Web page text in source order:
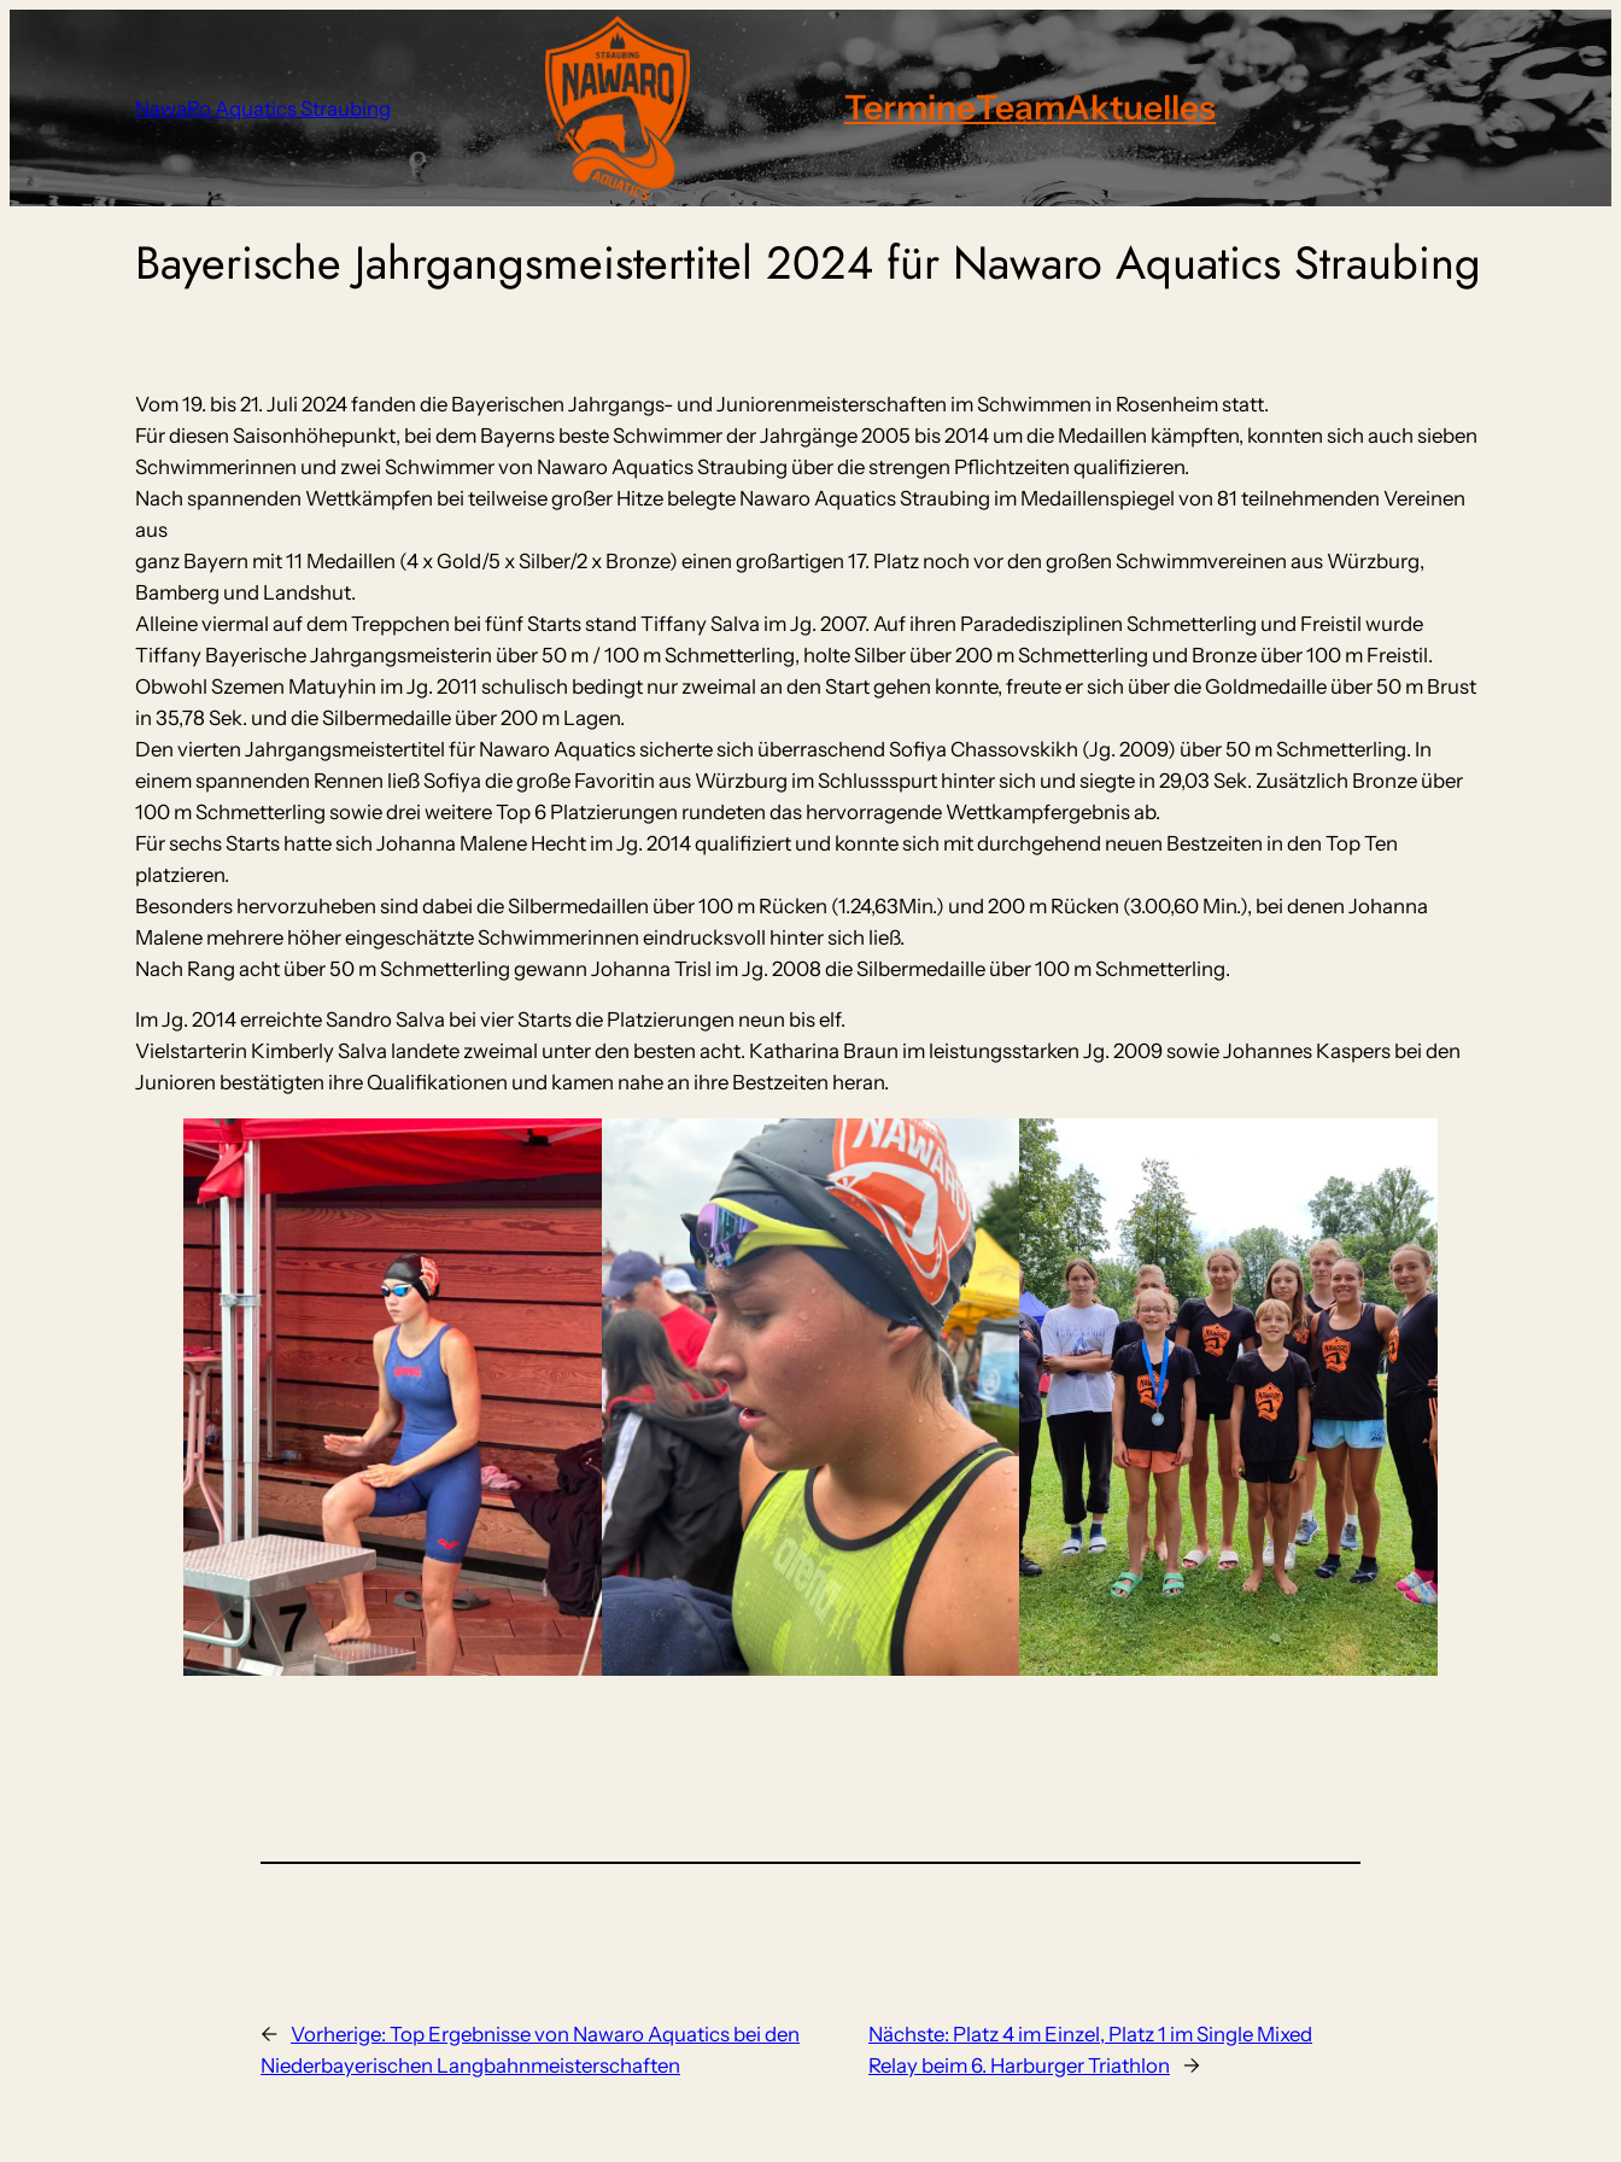
NawaRo Aquatics Straubing
TermineTeamAktuelles
Bayerische Jahrgangsmeistertitel 2024 für Nawaro Aquatics Straubing
Vom 19. bis 21. Juli 2024 fanden die Bayerischen Jahrgangs- und Juniorenmeisterschaften im Schwimmen in Rosenheim statt.
Für diesen Saisonhöhepunkt, bei dem Bayerns beste Schwimmer der Jahrgänge 2005 bis 2014 um die Medaillen kämpften, konnten sich auch sieben
Schwimmerinnen und zwei Schwimmer von Nawaro Aquatics Straubing über die strengen Pflichtzeiten qualifizieren.
Nach spannenden Wettkämpfen bei teilweise großer Hitze belegte Nawaro Aquatics Straubing im Medaillenspiegel von 81 teilnehmenden Vereinen
aus
ganz Bayern mit 11 Medaillen (4 x Gold/5 x Silber/2 x Bronze) einen großartigen 17. Platz noch vor den großen Schwimmvereinen aus Würzburg,
Bamberg und Landshut.
Alleine viermal auf dem Treppchen bei fünf Starts stand Tiffany Salva im Jg. 2007. Auf ihren Paradedisziplinen Schmetterling und Freistil wurde
Tiffany Bayerische Jahrgangsmeisterin über 50 m / 100 m Schmetterling, holte Silber über 200 m Schmetterling und Bronze über 100 m Freistil.
Obwohl Szemen Matuyhin im Jg. 2011 schulisch bedingt nur zweimal an den Start gehen konnte, freute er sich über die Goldmedaille über 50 m Brust
in 35,78 Sek. und die Silbermedaille über 200 m Lagen.
Den vierten Jahrgangsmeistertitel für Nawaro Aquatics sicherte sich überraschend Sofiya Chassovskikh (Jg. 2009) über 50 m Schmetterling. In
einem spannenden Rennen ließ Sofiya die große Favoritin aus Würzburg im Schlussspurt hinter sich und siegte in 29,03 Sek. Zusätzlich Bronze über
100 m Schmetterling sowie drei weitere Top 6 Platzierungen rundeten das hervorragende Wettkampfergebnis ab.
Für sechs Starts hatte sich Johanna Malene Hecht im Jg. 2014 qualifiziert und konnte sich mit durchgehend neuen Bestzeiten in den Top Ten
platzieren.
Besonders hervorzuheben sind dabei die Silbermedaillen über 100 m Rücken (1.24,63Min.) und 200 m Rücken (3.00,60 Min.), bei denen Johanna
Malene mehrere höher eingeschätzte Schwimmerinnen eindrucksvoll hinter sich ließ.
Nach Rang acht über 50 m Schmetterling gewann Johanna Trisl im Jg. 2008 die Silbermedaille über 100 m Schmetterling.
Im Jg. 2014 erreichte Sandro Salva bei vier Starts die Platzierungen neun bis elf.
Vielstarterin Kimberly Salva landete zweimal unter den besten acht. Katharina Braun im leistungsstarken Jg. 2009 sowie Johannes Kaspers bei den
Junioren bestätigten ihre Qualifikationen und kamen nahe an ihre Bestzeiten heran.
← Vorherige: Top Ergebnisse von Nawaro Aquatics bei den
Niederbayerischen Langbahnmeisterschaften
Nächste: Platz 4 im Einzel, Platz 1 im Single Mixed
Relay beim 6. Harburger Triathlon
→